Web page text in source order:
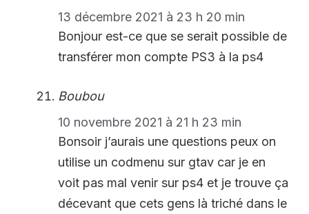
13 décembre 2021 à 23 h 20 min
Bonjour est-ce que se serait possible de
transférer mon compte PS3 à la ps4
Boubou
10 novembre 2021 à 21 h 23 min
Bonsoir j’aurais une questions peux on
utilise un codmenu sur gtav car je en
voit pas mal venir sur ps4 et je trouve ça
décevant que cets gens là triché dans le